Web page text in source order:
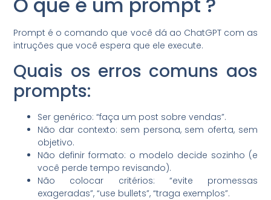
Prompt é o comando que você dá ao ChatGPT com as
intruções que você espera que ele execute.
Quais os erros comuns aos
prompts:
Ser genérico: “faça um post sobre vendas”.
Não dar contexto: sem persona, sem oferta, sem
objetivo.
Não definir formato: o modelo decide sozinho (e
você perde tempo revisando).
Não colocar critérios: “evite promessas
exageradas”, “use bullets”, “traga exemplos”.